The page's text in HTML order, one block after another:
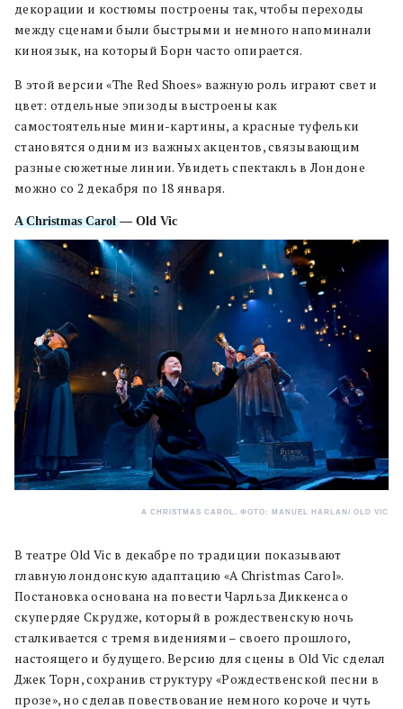
декорации и костюмы построены так, чтобы переходы
между сценами были быстрыми и немного напоминали
киноязык, на который Борн часто опирается.
В этой версии «The Red Shoes» важную роль играют свет и
цвет: отдельные эпизоды выстроены как
самостоятельные мини-картины, а красные туфельки
становятся одним из важных акцентов, связывающим
разные сюжетные линии. Увидеть спектакль в Лондоне
можно со 2 декабря по 18 января.
A Christmas Carol— Old Vic
A CHRISTMAS CAROL. ФОТО: MANUEL HARLAN/ OLD VIC
В театре Old Vic в декабре по традиции показывают
главную лондонскую адаптацию «A Christmas Carol».
Постановка основана на повести Чарльза Диккенса о
скупердяе Скрудже, который в рождественскую ночь
сталкивается с тремя видениями – своего прошлого,
настоящего и будущего. Версию для сцены в Old Vic сделал
Джек Торн, сохранив структуру «Рождественской песни в
прозе», но сделав повествование немного короче и чуть